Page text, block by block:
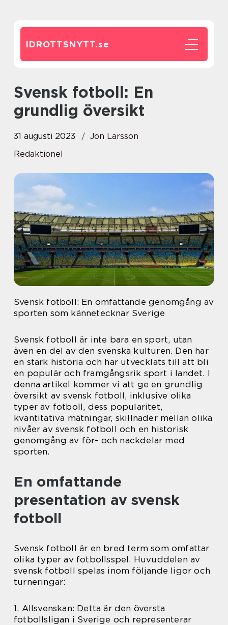
IDROTTSNYTT.se
Svensk fotboll: En
grundlig översikt
31 augusti 2023
Jon Larsson
Redaktionel
Svensk fotboll: En omfattande genomgång av
sporten som kännetecknar Sverige
Svensk fotboll är inte bara en sport, utan
även en del av den svenska kulturen. Den har
en stark historia och har utvecklats till att bli
en populär och framgångsrik sport i landet. I
denna artikel kommer vi att ge en grundlig
översikt av svensk fotboll, inklusive olika
typer av fotboll, dess popularitet,
kvantitativa mätningar, skillnader mellan olika
nivåer av svensk fotboll och en historisk
genomgång av för- och nackdelar med
sporten.
En omfattande
presentation av svensk
fotboll
Svensk fotboll är en bred term som omfattar
olika typer av fotbollsspel. Huvuddelen av
svensk fotboll spelas inom följande ligor och
turneringar:
1. Allsvenskan: Detta är den översta
fotbollsligan i Sverige och representerar